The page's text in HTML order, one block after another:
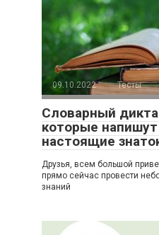
09.10.2022 Тесты
Словарный
которые
настоящие
Друзья, всем большой
прямо сейчас провести
знаний